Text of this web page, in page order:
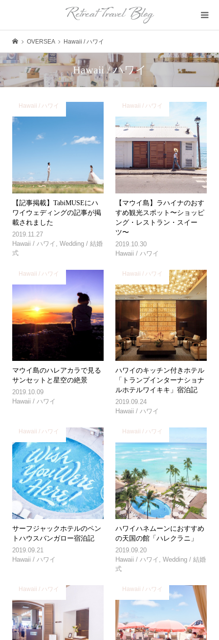
OVERSEA Hawaii / ハワイ
Hawaii / ハワイ
Hawaii / ハワイ
【記事掲載】TabiMUSEにハ
ワイウェディングの記事が掲
載されました
2019.11.27
Hawaii / ハワイ
Wedding / 結婚
式
Hawaii / ハワイ
【マウイ島】ラハイナのおす
すめ観光スポット〜ショッピ
ング・レストラン・スイー
ツ〜
2019.10.30
Hawaii / ハワイ
Hawaii / ハワイ
マウイ島のハレアカラで見る
サンセットと星空の絶景
2019.10.09
Hawaii / ハワイ
Hawaii / ハワイ
ハワイのキッチン付きホテル
「トランプインターナショナ
ルホテルワイキキ」宿泊記
2019.09.24
Hawaii / ハワイ
Hawaii / ハワイ
サーフジャックホテルのペン
トハウスバンガロー宿泊記
2019.09.21
Hawaii / ハワイ
Hawaii / ハワイ
ハワイハネムーンにおすすめ
の天国の館「ハレクラニ」
2019.09.20
Hawaii / ハワイ
,Wedding / 結婚
式
Hawaii / ハワイ Hawaii / ハワイ